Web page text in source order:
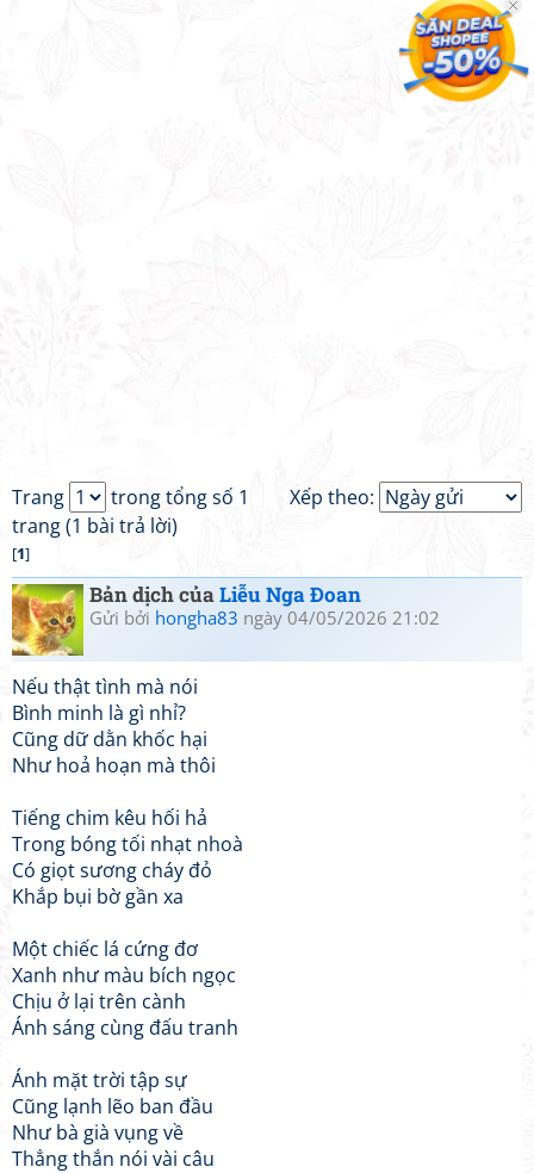
Xếp theo:
Trang
trong tổng số 1
trang (1 bài trả lời)
[1]
Bản dịch củaLiễu Nga Đoan
Gửi bởi hongha83 ngày 04/05/2026 21:02
Nếu thật tình mà nói
Bình minh là gì nhỉ?
Cũng dữ dằn khốc hại
Như hoả hoạn mà thôi
Tiếng chim kêu hối hả
Trong bóng tối nhạt nhoà
Có giọt sương cháy đỏ
Khắp bụi bờ gần xa
Một chiếc lá cứng đơ
Xanh như màu bích ngọc
Chịu ở lại trên cành
Ánh sáng cùng đấu tranh
Ánh mặt trời tập sự
Cũng lạnh lẽo ban đầu
Như bà già vụng về
Thẳng thắn nói vài câu